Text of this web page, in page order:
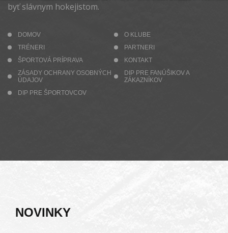
byť slávnym hokejistom.
DOMOV
O KLUBE
TRÉNERI
PARTNERI
ŠPORTOVÁ PRÍPRAVA
KONTAKT
ZÁSADY OCHRANY OSOBNÝCH
ÚDAJOV
DIP PRE FANÚŠIKOV A
ZÁKAZNÍKOV
DIP PRE ŠPORTOVCOV
NOVINKY